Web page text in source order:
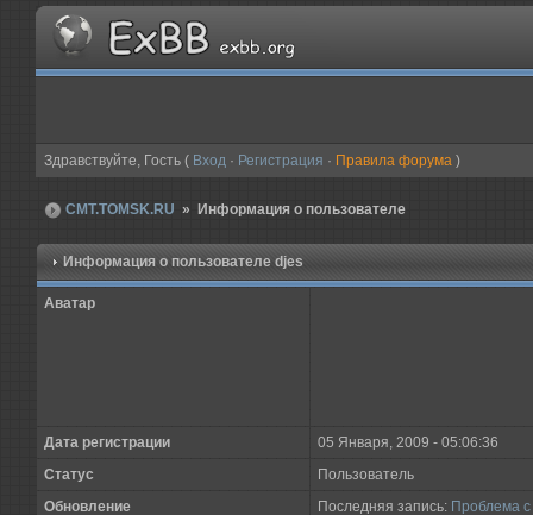
Здравствуйте, Гость ( Вход· Регистрация · Правила форума)
CMT.TOMSK.RU » Информация о пользователе
Информация о пользователе djes
Аватар
Дата регистрации
05 Января, 2009 - 05:06:36
Статус
Пользователь
Обновление
Последняя запись: Проблема